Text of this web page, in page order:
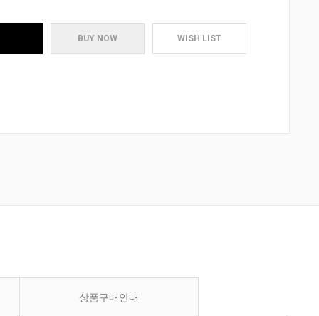
BUY NOW WISH LIST
상품구매안내